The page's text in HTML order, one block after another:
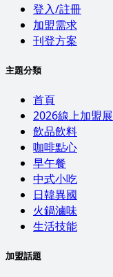
登入/註冊
加盟需求
刊登方案
主題分類
首頁
2026線上加盟展
飲品飲料
咖啡點心
早午餐
中式小吃
日韓異國
火鍋滷味
生活技能
加盟話題